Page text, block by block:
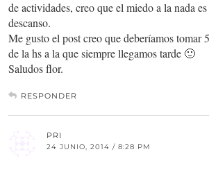
de actividades, creo que el miedo a la nada
descanso.
Me gusto el post creo que deberíamos tomar
de la hs a la que siempre llegamos tarde 🙂
Saludos flor.
RESPONDER
PRI
24 JUNIO, 2014 / 8:28 PM